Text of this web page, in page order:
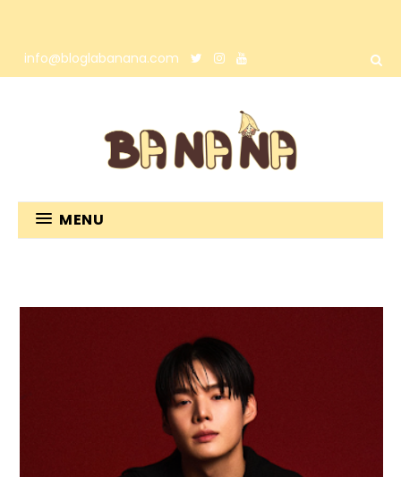
info@bloglabanana.com
MENU